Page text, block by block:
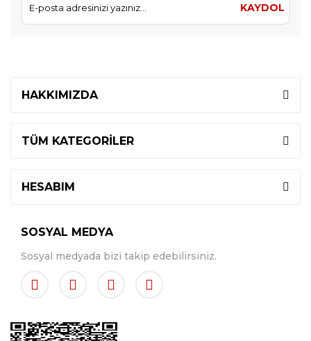
KAYDOL
HAKKIMIZDA
TÜM KATEGORİLER
HESABIM
SOSYAL MEDYA
Sosyal medyada bizi takip edebilirsiniz.